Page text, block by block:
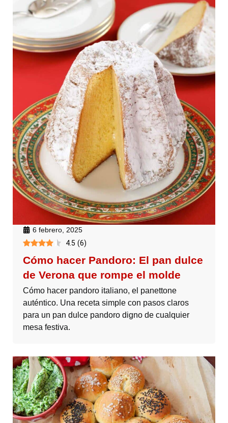
6 febrero, 2025
4.5 (6)
Cómo hacer Pandoro: El pan dulce
de Verona que rompe el molde
Cómo hacer pandoro italiano, el panettone
auténtico. Una receta simple con pasos claros
para un pan dulce pandoro digno de cualquier
mesa festiva.